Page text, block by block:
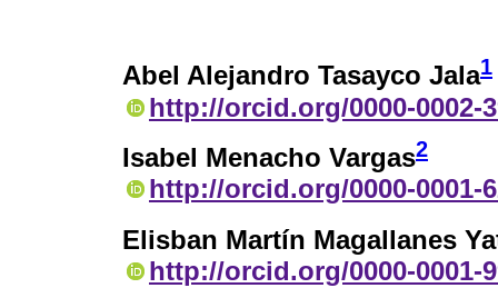
Abel Alejandro Tasayco Jala1
http://orcid.org/0000-0002-
Isabel Menacho Vargas2
http://orcid.org/0000-0001-
Elisban Martín Magallanes
http://orcid.org/0000-0001-